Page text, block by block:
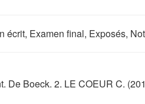
écrit, Examen final, Exposés,
De Boeck. 2. LE COEUR C.